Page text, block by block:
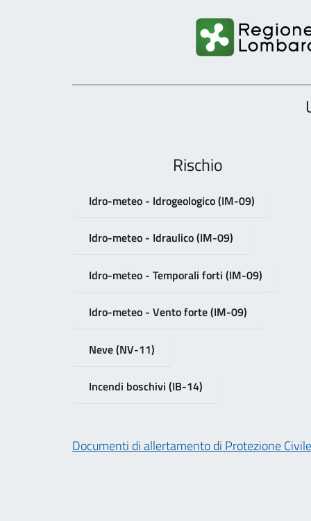
Rischio
Idro-meteo - Idrogeologico (IM-09)
Idro-meteo - Idraulico (IM-09)
Idro-meteo - Temporali forti (IM-09)
Idro-meteo - Vento forte (IM-09)
Neve (NV-11)
Incendi boschivi (IB-14)
Documenti di allertamento di Protezione Civile